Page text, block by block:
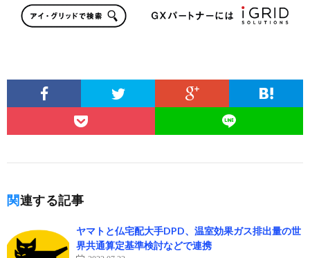
関連する記事
ヤマトと仏宅配大手DPD、温室効果ガス排出量の世
界共通算定基準検討などで連携